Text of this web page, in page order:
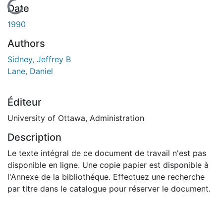
En cours de chargement...
Date
1990
Authors
Sidney, Jeffrey B
Lane, Daniel
Éditeur
University of Ottawa, Administration
Description
Le texte intégral de ce document de travail n'est pas
disponible en ligne. Une copie papier est disponible à
l'Annexe de la bibliothéque. Effectuez une recherche
par titre dans le catalogue pour réserver le document.